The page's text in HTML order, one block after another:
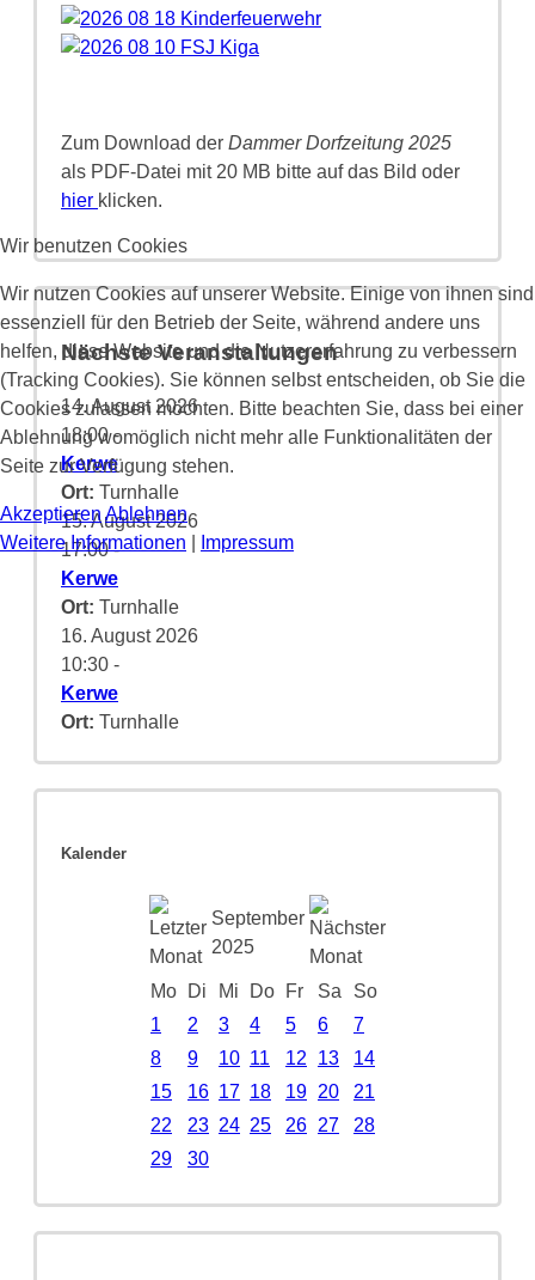
Zum Download der Dammer Dorfzeitung 2025
als PDF-Datei mit 20 MB bitte auf das Bild oder
hier klicken.
Nächste Veranstaltungen
14. August 2026
18:00-
Kerwe
Ort: Turnhalle
15. August 2026
17:00-
Kerwe
Ort: Turnhalle
16. August 2026
10:30 -
Kerwe
Ort: Turnhalle
Kalender
September
2025
Mo Di Mi Do Fr Sa
So
1
2 3 4 5 6
7
8
9 10 11 12 13
14
15
16 17 18 19 20
21
22
23 24 25 26 27
28
29
30
Wir benutzen Cookies
Wir nutzen Cookies auf unserer Website. Einige von ihnen sind
essenziell für den Betrieb der Seite, während andere uns
helfen, diese Website und die Nutzererfahrung zu verbessern
(Tracking Cookies). Sie können selbst entscheiden, ob Sie die
Cookies zulassen möchten. Bitte beachten Sie, dass bei einer
Ablehnung womöglich nicht mehr alle Funktionalitäten der
Seite zur Verfügung stehen.
Akzeptieren Ablehnen
Weitere Informationen
Impressum